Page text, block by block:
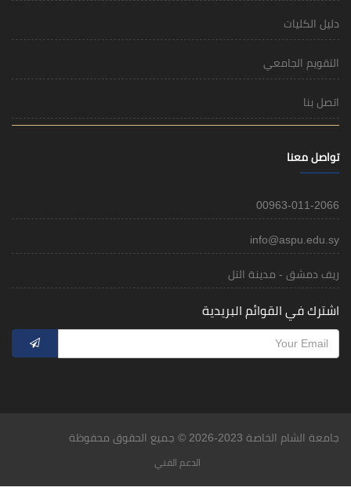
دليل الكليات
التقويم الجامعي
اتصل بنا
تواصل معنا
00963-011-2066
info@aspu.edu.sy
ريف دمشق - مدينة التل
اشترك في القوائم البريدية
جامعة الشام الخاصة 2023-2026 © جميع الحقوق محفوظة
الدعم الفني